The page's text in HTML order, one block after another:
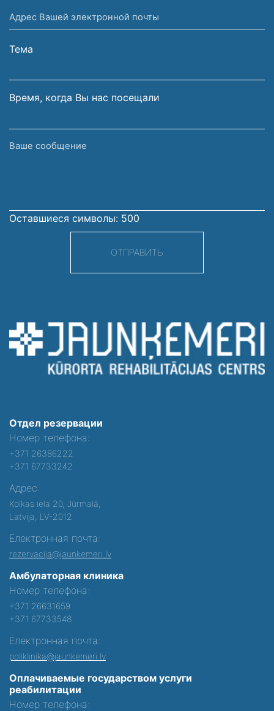
и
фамилия
Адрес
Вашей
электронной
Тема
Время, когда Вы нас посещали
Ваше
Оставшиеся символы: 500
ОТПРАВИТЬ
Отдел резервации
Номер телефона:
+371 26386222
+371 67733242
Адрес:
Kolkas iela 20, Jūrmalā,
Latvija, LV-2012
Електронная почта:
rezervacija@jaunkemeri.lv
Амбулаторная клиника
Номер телефона:
+371 26631659
+371 67733548
Електронная почта:
poliklinika@jaunkemeri.lv
Оплачиваемые государством услуги
реабилитации
Номер телефона: